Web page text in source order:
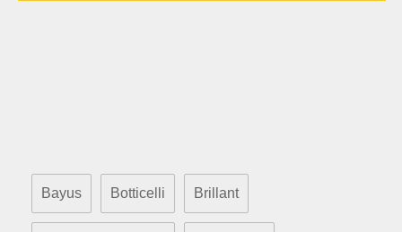
Bayus Botticelli Brillant